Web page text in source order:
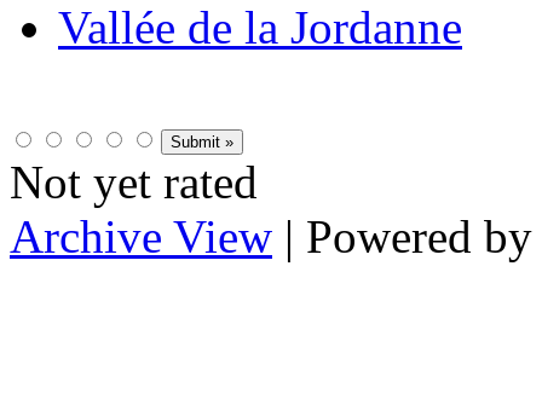
Vallée de la Jordanne
Not yet rated
Archive View | Powered